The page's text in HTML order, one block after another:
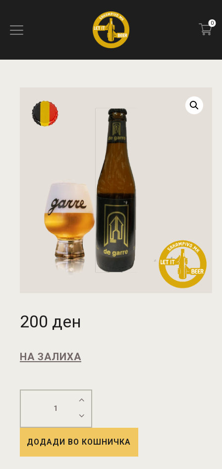
0
КОНТАКТ
ПИВОТЕКА
200 ден
НА ЗАЛИХА
ДОДАДИ ВО КОШНИЧКА